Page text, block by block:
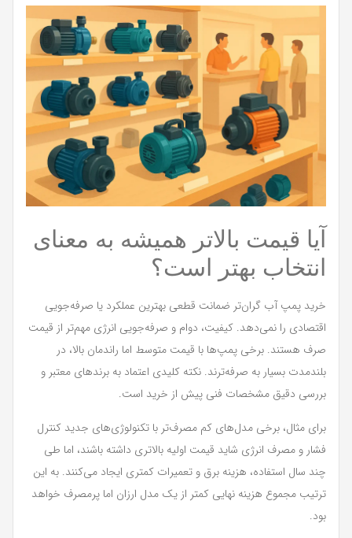
آیا قیمت بالاتر همیشه به معنای
انتخاب بهتر است؟
خرید پمپ آب گران‌تر ضمانت قطعی بهترین عملکرد یا صرفه‌جویی
اقتصادی را نمی‌دهد. کیفیت، دوام و صرفه‌جویی انرژی مهم‌تر از قیمت
صرف هستند. برخی پمپ‌ها با قیمت متوسط اما راندمان بالا، در
بلندمدت بسیار به صرفه‌ترند. نکته کلیدی اعتماد به برندهای معتبر و
بررسی دقیق مشخصات فنی پیش از خرید است.
برای مثال، برخی مدل‌های کم مصرف‌تر با تکنولوژی‌های جدید کنترل
فشار و مصرف انرژی شاید قیمت اولیه بالاتری داشته باشند، اما طی
چند سال استفاده، هزینه برق و تعمیرات کمتری ایجاد می‌کنند. به این
ترتیب مجموع هزینه نهایی کمتر از یک مدل ارزان اما پرمصرف خواهد
بود.